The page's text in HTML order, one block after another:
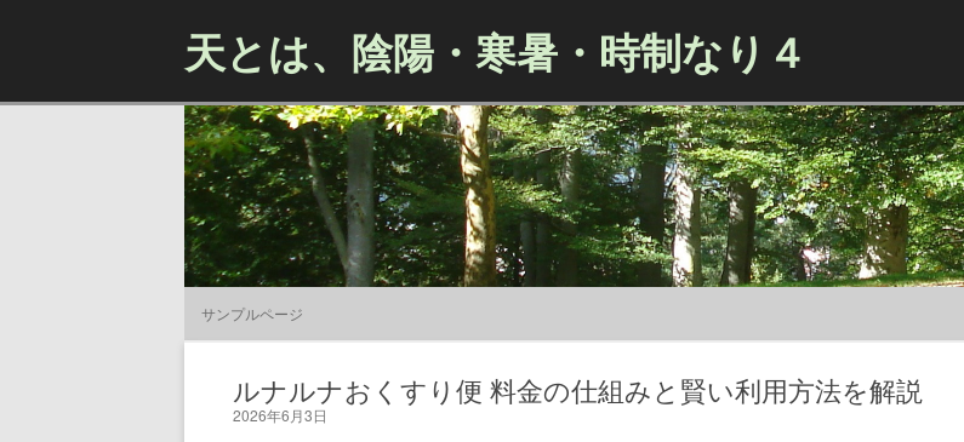
天とは、陰陽・寒暑・時制なり４
サンプルページ
ルナルナおくすり便 料金の仕組みと賢い利用方法を解説
2026年6月3日